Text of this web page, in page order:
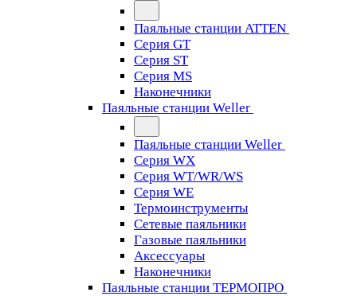
Паяльные станции ATTEN
Серия GT
Серия ST
Серия MS
Наконечники
Паяльные станции Weller
Паяльные станции Weller
Серия WX
Серия WT/WR/WS
Серия WE
Термоинструменты
Сетевые паяльники
Газовые паяльники
Аксессуары
Наконечники
Паяльные станции ТЕРМОПРО